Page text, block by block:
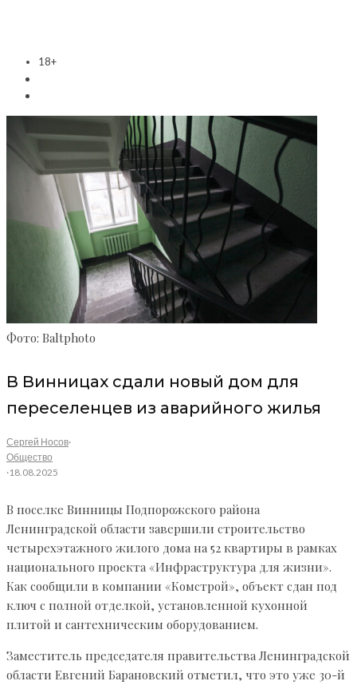
18+
Фото: Baltphoto
В Винницах сдали новый дом для
переселенцев из аварийного жилья
Сергей Носов·
Общество
·18.08.2025
В поселке Винницы Подпорожского района
Ленинградской области завершили строительство
четырехэтажного жилого дома на 52 квартиры в рамках
национального проекта «Инфраструктура для жизни».
Как сообщили в компании «Комстрой», объект сдан под
ключ с полной отделкой, установленной кухонной
плитой и сантехническим оборудованием.
Заместитель председателя правительства Ленинградской
области Евгений Барановский отметил, что это уже 30-й